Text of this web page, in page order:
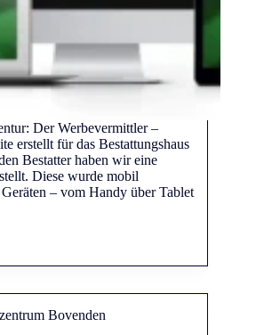
Der Werbevermittler –
erstellt für das Bestattungshaus
Bestatter haben wir eine
Diese wurde mobil
– vom Handy über Tablet
Bovenden